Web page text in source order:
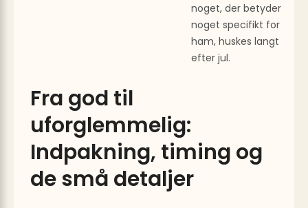
noget, der betyder
noget specifikt for
ham, huskes langt
efter jul.
Fra god til
uforglemmelig:
Indpakning, timing og
de små detaljer